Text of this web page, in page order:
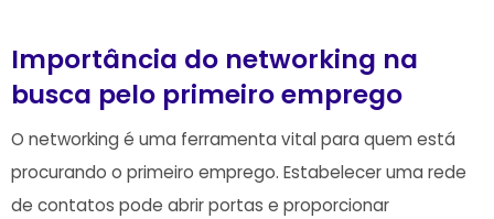
Importância do ‍networking na
busca⁤ pelo primeiro⁢ emprego
O networking é uma ferramenta vital para‌ quem está
procurando o primeiro ‍emprego. Estabelecer uma rede
de contatos pode ⁢abrir portas e proporcionar